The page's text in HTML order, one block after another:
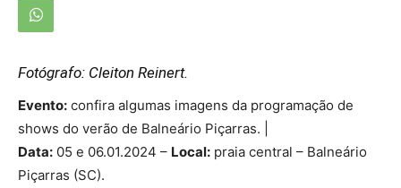
Fotógrafo: Cleiton Reinert.
Evento: confira algumas imagens da programação de
shows do verão de Balneário Piçarras. |
Data: 05 e 06.01.2024 – Local: praia central – Balneário
Piçarras (SC).